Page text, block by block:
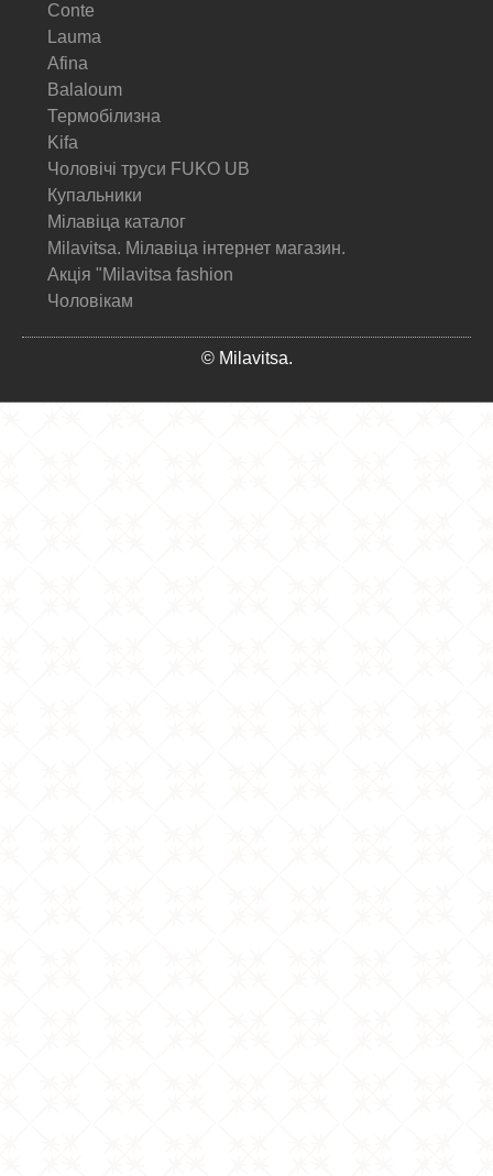
Conte
Lauma
Afina
Balaloum
Термобілизна
Kifa
Чоловічі труси FUKO UB
Купальники
Мілавіца каталог
Milavitsa. Мілавіца інтернет магазин.
Акція "Milavitsa fashion
Чоловікам
© Milavitsa.